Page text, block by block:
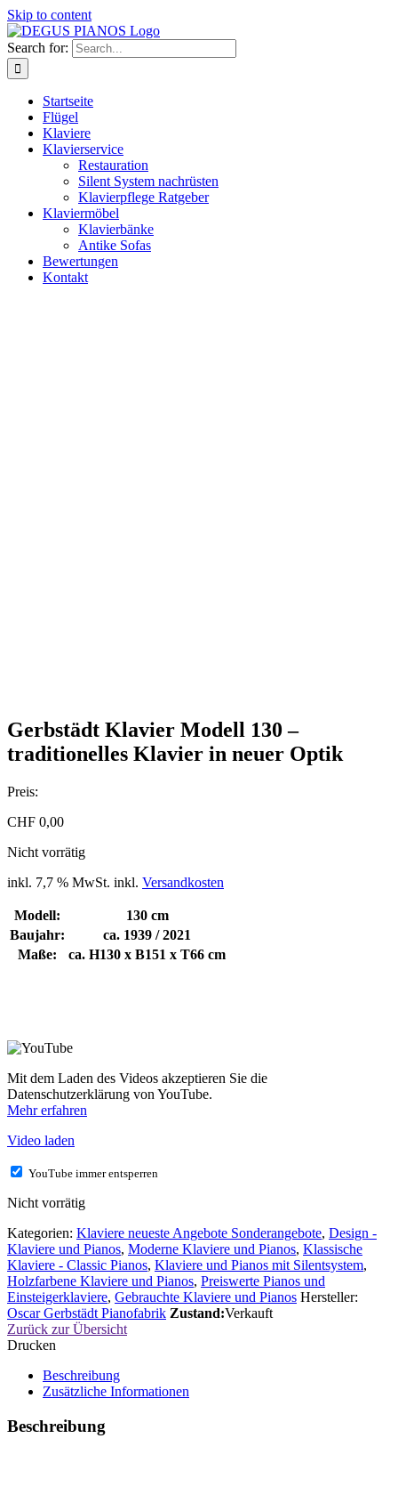
Skip to content
Search for:
Startseite
Flügel
Klaviere
Klavierservice
Restauration
Silent System nachrüsten
Klavierpflege Ratgeber
Klaviermöbel
Klavierbänke
Antike Sofas
Bewertungen
Kontakt
Gerbstädt Klavier Modell 130 –
traditionelles Klavier in neuer Optik
Preis:
CHF 0,00
Nicht vorrätig
inkl. 7,7 % MwSt. inkl. Versandkosten
Modell:
130 cm
Baujahr:
ca. 1939 / 2021
Maße:
ca. H130 x B151 x T66 cm
Mit dem Laden des Videos akzeptieren Sie die
Datenschutzerklärung von YouTube.
Mehr erfahren
Video laden
YouTube immer entsperren
Nicht vorrätig
Kategorien: Klaviere neueste Angebote Sonderangebote, Design -
Klaviere und Pianos, Moderne Klaviere und Pianos, Klassische
Klaviere - Classic Pianos, Klaviere und Pianos mit Silentsystem,
Holzfarbene Klaviere und Pianos, Preiswerte Pianos und
Einsteigerklaviere, Gebrauchte Klaviere und Pianos Hersteller:
Oscar Gerbstädt Pianofabrik Zustand:Verkauft
Zurück zur Übersicht
Drucken
Beschreibung
Zusätzliche Informationen
Beschreibung